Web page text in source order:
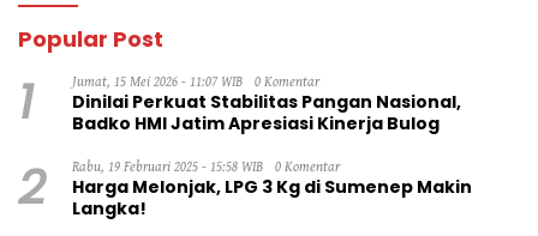
Popular Post
1 Jumat, 15 Mei 2026 - 11:07 WIB 0 Komentar
Dinilai Perkuat Stabilitas Pangan Nasional,
Badko HMI Jatim Apresiasi Kinerja Bulog
2 Rabu, 19 Februari 2025 - 15:58 WIB 0 Komentar
Harga Melonjak, LPG 3 Kg di Sumenep Makin
Langka!